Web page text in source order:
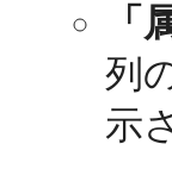
「
列
示